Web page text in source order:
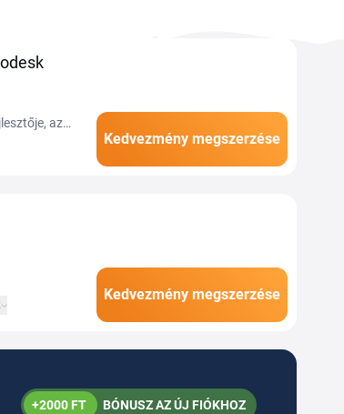
és felhőszolgáltatások
az
Kedvezmény megszerzése
Kedvezmény megszerzése
+2000 FT BÓNUSZ AZ ÚJ FIÓKHOZ